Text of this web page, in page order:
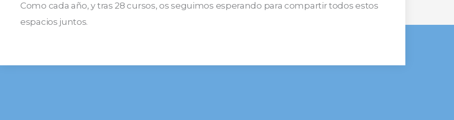
Como cada año, y tras 28 cursos, os seguimos esperando para compartir todos estos
espacios juntos.